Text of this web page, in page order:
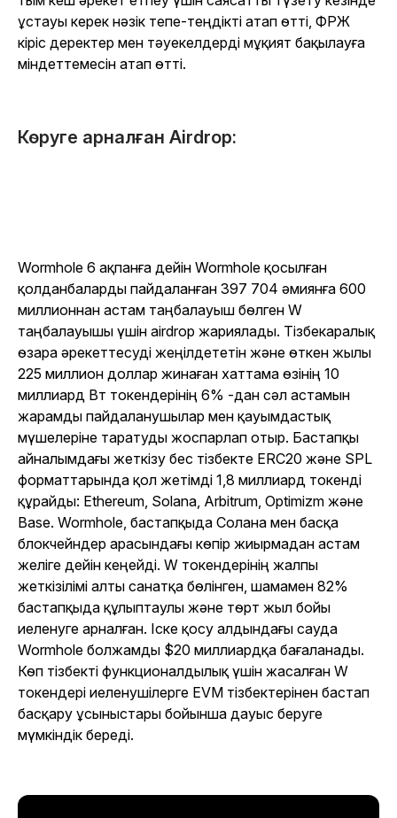
ұстауы керек нәзік тепе-теңдікті атап өтті, ФРЖ
кіріс деректер мен тәуекелдерді мұқият бақылауға
міндеттемесін атап өтті.
Көруге арналған Airdrop:
Wormhole 6 ақпанға дейін Wormhole қосылған
қолданбаларды пайдаланған 397 704 әмиянға 600
миллионнан астам таңбалауыш бөлген W
таңбалауышы үшін airdrop жариялады. Тізбекаралық
өзара әрекеттесуді жеңілдететін және өткен жылы
225 миллион доллар жинаған хаттама өзінің 10
миллиард Вт токендерінің 6% -дан сәл астамын
жарамды пайдаланушылар мен қауымдастық
мүшелеріне таратуды жоспарлап отыр. Бастапқы
айналымдағы жеткізу бес тізбекте ERC20 және SPL
форматтарында қол жетімді 1,8 миллиард токенді
құрайды: Ethereum, Solana, Arbitrum, Optimizm және
Base. Wormhole, бастапқыда Солана мен басқа
блокчейндер арасындағы көпір жиырмадан астам
желіге дейін кеңейді. W токендерінің жалпы
жеткізілімі алты санатқа бөлінген, шамамен 82%
бастапқыда құлыптаулы және төрт жыл бойы
иеленуге арналған. Іске қосу алдындағы сауда
Wormhole болжамды $20 миллиардқа бағаланады.
Көп тізбекті функционалдылық үшін жасалған W
токендері иеленушілерге EVM тізбектерінен бастап
басқару ұсыныстары бойынша дауыс беруге
мүмкіндік береді.